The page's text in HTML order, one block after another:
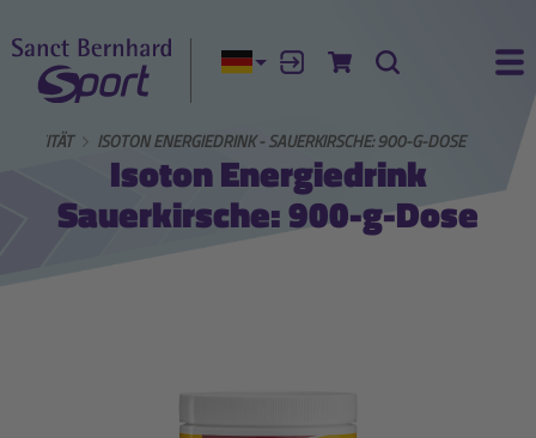
Aktuelle Sprache:
AnmeldenZum Warenkorb
Suche
AKTIVITÄT ISOTON ENERGIEDRINK - SAUERKIRSCHE: 900-G-DOSE
Isoton Energiedrink
Sauerkirsche: 900-g-Dose